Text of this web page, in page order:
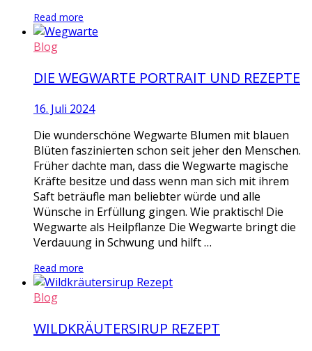
Read more
Blog
DIE WEGWARTE PORTRAIT UND REZEPTE
16. Juli 2024
Die wunderschöne Wegwarte Blumen mit blauen
Blüten faszinierten schon seit jeher den Menschen.
Früher dachte man, dass die Wegwarte magische
Kräfte besitze und dass wenn man sich mit ihrem
Saft beträufle man beliebter würde und alle
Wünsche in Erfüllung gingen. Wie praktisch! Die
Wegwarte als Heilpflanze Die Wegwarte bringt die
Verdauung in Schwung und hilft …
Read more
Blog
WILDKRÄUTERSIRUP REZEPT